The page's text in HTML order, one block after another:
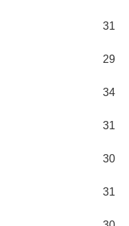
31
29
34
31
30
31